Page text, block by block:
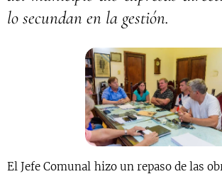
lo secundan en la gestión.
El Jefe Comunal hizo un repaso de las